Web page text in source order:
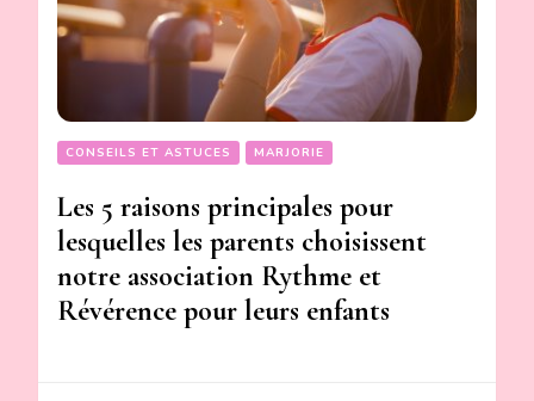
CONSEILS ET ASTUCES MARJORIE
Les 5 raisons principales pour
lesquelles les parents choisissent
notre association Rythme et
Révérence pour leurs enfants